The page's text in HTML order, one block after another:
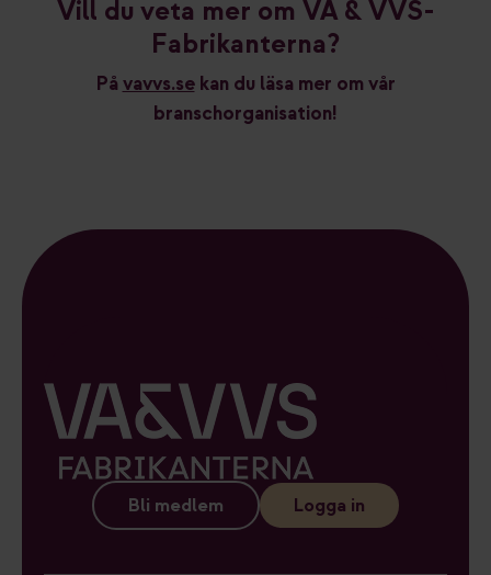
Vill du veta mer om VA & VVS-
Fabrikanterna?
På vavvs.sekan du läsa mer om vår
branschorganisation!
Bli medlem Logga in